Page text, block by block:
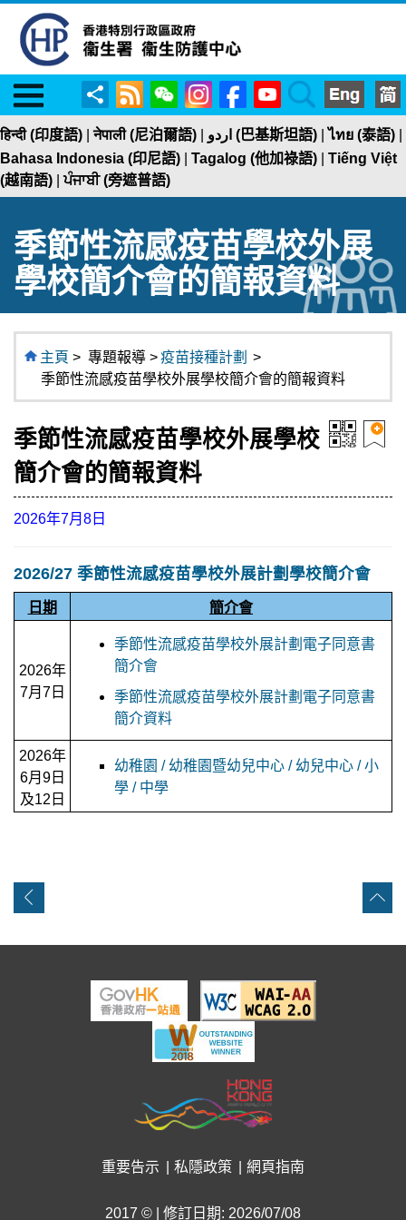
Menu
分
享
RSS WeChatInstagramFacebookYouTubeSearch
हिन्दी (印度語) |नेपाली (尼泊爾語) اردو (巴基斯坦語) |ไทย (泰語)
Bahasa Indonesia (印尼語)
Tagalog (他加祿語)
Tiếng Việt
(越南語) |ਪੰਜਾਬੀ (旁遮普語)
季節性流感疫苗學校外展
學校簡介會的簡報資料
主頁 > 專題報導 >疫苗接種計劃 >
季節性流感疫苗學校外展學校簡介會的簡報資料
季節性流感疫苗學校外展學校
簡介會的簡報資料
2026年7月8日
2026/27 季節性流感疫苗學校外展計劃學校簡介會
日期 簡介會
2026年
7月7日
季節性流感疫苗學校外展計劃電子同意書
簡介會
季節性流感疫苗學校外展計劃電子同意書
簡介資料
2026年
6月9日
及12日
幼稚園 / 幼稚園暨幼兒中心 / 幼兒中心 /小
學 / 中學
重要告示 私隱政策 網頁指南
2017 © | 修訂日期: 2026/07/08